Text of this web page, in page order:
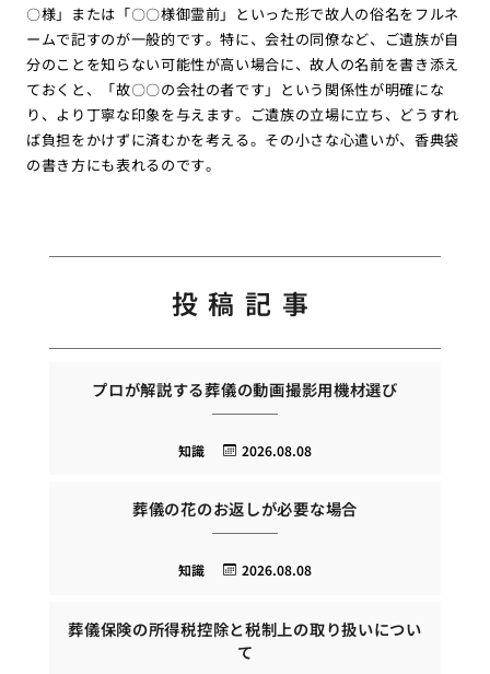
〇様」または「〇〇様御霊前」といった形で故人の俗名をフルネ
ームで記すのが一般的です。特に、会社の同僚など、ご遺族が自
分のことを知らない可能性が高い場合に、故人の名前を書き添え
ておくと、「故〇〇の会社の者です」という関係性が明確にな
り、より丁寧な印象を与えます。ご遺族の立場に立ち、どうすれ
ば負担をかけずに済むかを考える。その小さな心遣いが、香典袋
の書き方にも表れるのです。
投稿記事
プロが解説する葬儀の動画撮影用機材選び
2026.08.08
知識
葬儀の花のお返しが必要な場合
2026.08.08
知識
葬儀保険の所得税控除と税制上の取り扱いについ
て